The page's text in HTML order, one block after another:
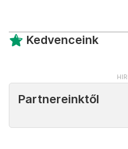
Kedvenceink
Partnereinktől